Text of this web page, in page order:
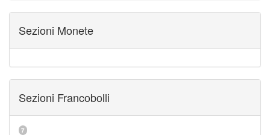
ALBUM PER CARTAMONETA 1
CARTELLE FILATELICHE MARINI
21
FOGLI FILATELICI VATICANO 37
FOGLI MARINI PERIODI SEPARATI VATICANO
MATERIALE FILATELICO MARINI 33
RACCOGLITORI XL
Sezioni Monete
Sezioni Francobolli
7